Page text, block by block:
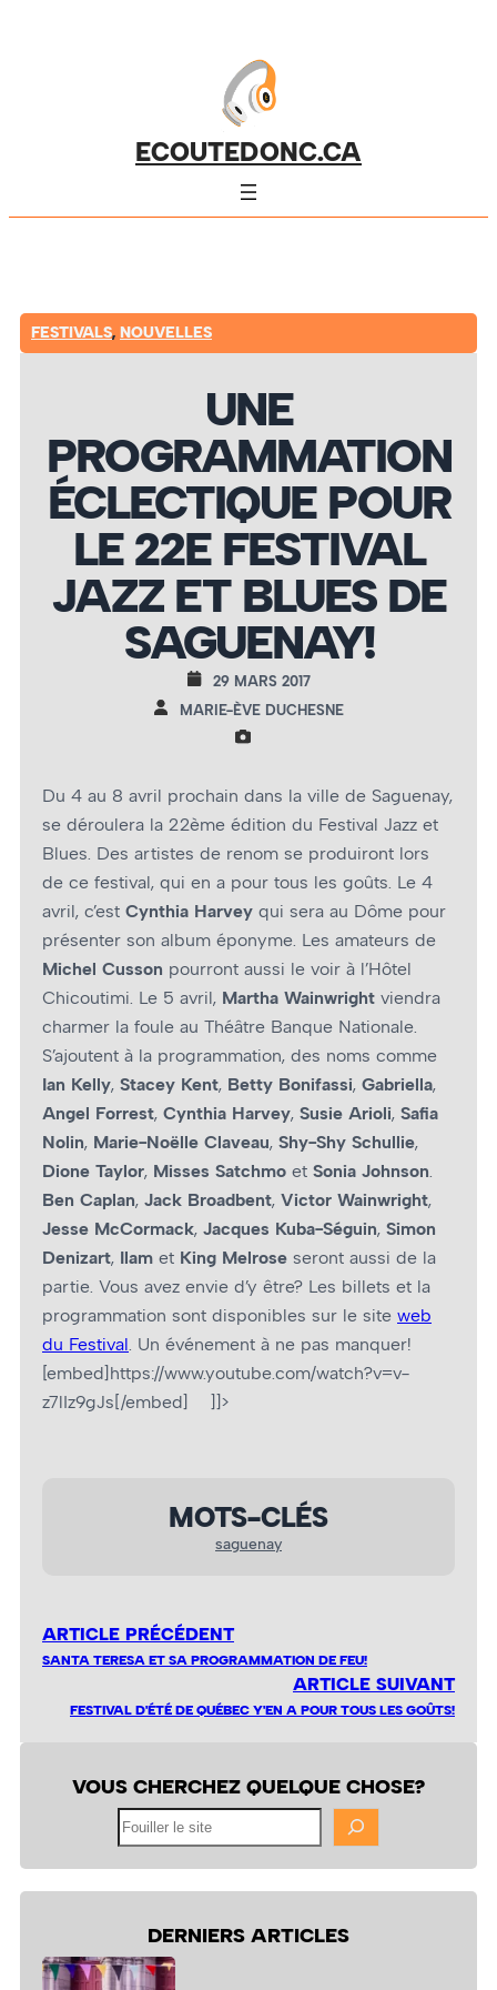
ECOUTEDONC.CA
FESTIVALS, NOUVELLES
UNE
PROGRAMMATION
ÉCLECTIQUE POUR
LE 22E FESTIVAL
JAZZ ET BLUES DE
SAGUENAY!
29 MARS 2017
MARIE-ÈVE DUCHESNE
Du 4 au 8 avril prochain dans la ville de Saguenay,
se déroulera la 22ème édition du Festival Jazz et
Blues. Des artistes de renom se produiront lors
de ce festival, qui en a pour tous les goûts. Le 4
avril, c’est Cynthia Harvey qui sera au Dôme pour
présenter son album éponyme. Les amateurs de
Michel Cusson pourront aussi le voir à l’Hôtel
Chicoutimi. Le 5 avril, Martha Wainwright viendra
charmer la foule au Théâtre Banque Nationale.
S’ajoutent à la programmation, des noms comme
Ian Kelly, Stacey Kent, Betty Bonifassi, Gabriella,
Angel Forrest, Cynthia Harvey, Susie Arioli, Safia
Nolin, Marie-Noëlle Claveau, Shy-Shy Schullie,
Dione Taylor, Misses Satchmo et Sonia Johnson.
Ben Caplan, Jack Broadbent, Victor Wainwright,
Jesse McCormack, Jacques Kuba-Séguin, Simon
Denizart, Ilam et King Melrose seront aussi de la
partie. Vous avez envie d’y être? Les billets et la
programmation sont disponibles sur le site web
du Festival. Un événement à ne pas manquer!
[embed]https://www.youtube.com/watch?v=v-
z7lIz9gJs[/embed] ]]>
MOTS-CLÉS
saguenay
ARTICLE PRÉCÉDENT
SANTA TERESA ET SA PROGRAMMATION DE FEU!
ARTICLE SUIVANT
FESTIVAL D'ÉTÉ DE QUÉBEC Y'EN A POUR TOUS LES GOÛTS!
VOUS CHERCHEZ QUELQUE CHOSE?
DERNIERS ARTICLES